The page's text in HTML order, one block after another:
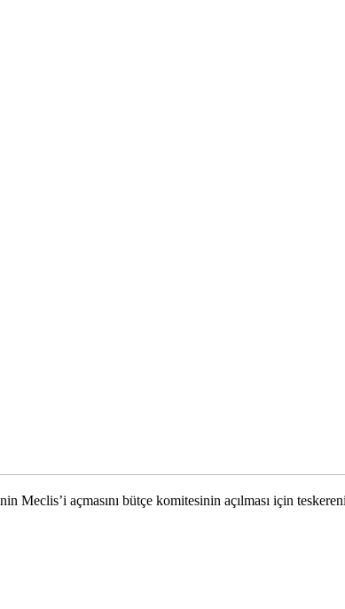
Meclis’i açmasını bütçe komitesinin açılması için